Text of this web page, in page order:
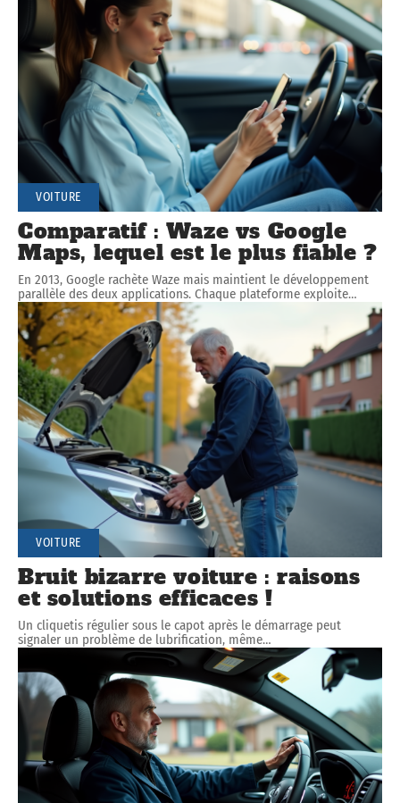
VOITURE
Comparatif : Waze vs Google
Maps, lequel est le plus fiable ?
En 2013, Google rachète Waze mais maintient le développement
parallèle des deux applications. Chaque plateforme exploite…
VOITURE
Bruit bizarre voiture : raisons
et solutions efficaces !
Un cliquetis régulier sous le capot après le démarrage peut
signaler un problème de lubrification, même…